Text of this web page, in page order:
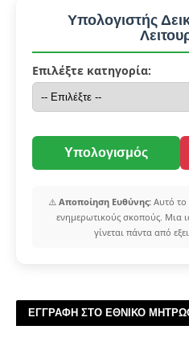
Υπολογιστής
Επιλέξτε κατηγορία:
Υπολογισμός
⚠️ Αποποίηση Ευθύνης: Αυτό το
ενημερωτικούς σκοπούς. Μια
γίνεται πάντα από
ΕΓΓΡΑΦΗ ΣΤΟ ΕΘΝΙΚΟ